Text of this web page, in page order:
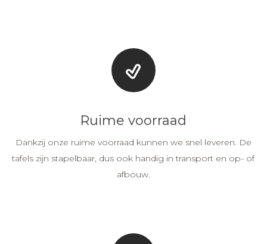
Ruime voorraad
Dankzij onze ruime voorraad kunnen we snel leveren. De
tafels zijn stapelbaar, dus ook handig in transport en op- of
afbouw.